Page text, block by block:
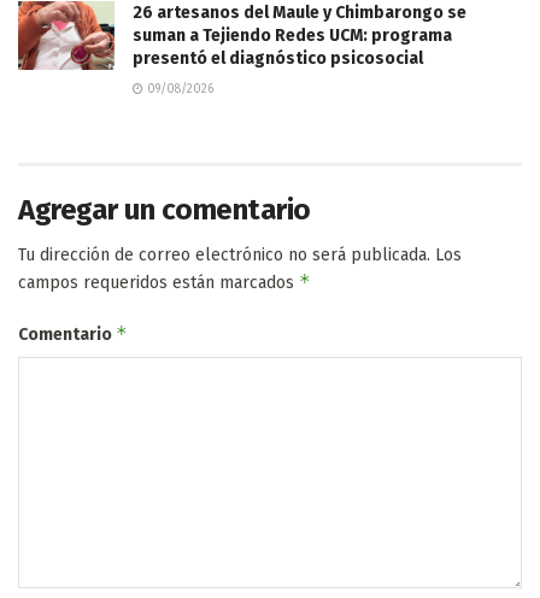
26 artesanos del Maule y Chimbarongo se
suman a Tejiendo Redes UCM: programa
presentó el diagnóstico psicosocial
09/08/2026
Agregar un comentario
Tu dirección de correo electrónico no será publicada. Los
campos requeridos están marcados *
Comentario *